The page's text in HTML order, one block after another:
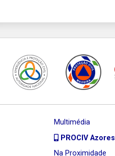
Multimédia
PROCIV Azores
Na Proximidade